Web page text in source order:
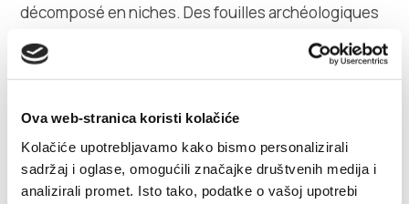
Ova web-stranica koristi kolačiće
Kolačiće upotrebljavamo kako bismo personalizirali
sadržaj i oglase, omogućili značajke društvenih medija i
analizirali promet. Isto tako, podatke o vašoj upotrebi
décomposé en niches. Des fouilles archéologiques
dans les tombes voisines ont démontré la continuité
des enterrements du IXe au XVe siècle. Les anciens
bijoux et objets croates découverts dans les
tombes sont conservés au Musée de la ville de
Un sentier balisé part de Kaštel Stari pour mener